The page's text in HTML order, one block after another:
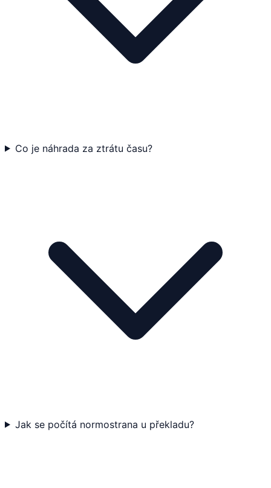
Co je náhrada za ztrátu času?
Jak se počítá normostrana u překladu?